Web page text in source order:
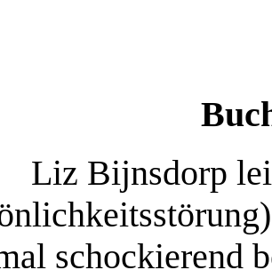
Liz Bijnsdorp
schockierend